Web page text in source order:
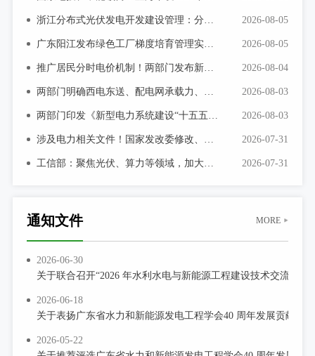
浙江分布式光伏发电开发建设管理：分布式光伏发电可通过微电网、源网荷储一体化、虚拟电厂聚合等参与调度 2026-08-05
广东阳江发布绿色工厂梯度培育管理实施细则 2026-08-05
推广居民分时电价机制！两部门发布新型电力系统建设“十五五”规划！ 2026-08-04
两部门明确西电东送、配电网承载力、省间电力互济能力2030年发展指标 2026-08-03
两部门印发《新型电力系统建设“十五五”规划》 2026-08-03
涉及电力相关文件！国家发改委修改、废止一批规章和行政规范性文件 2026-07-31
工信部：聚焦光伏、算力等领域，加大工业节能监察执法力度！ 2026-07-31
通知文件 MORE
2026-07-29
关于举办2026 年电力行业送配电线路工技能提升培训的通知
2026-06-30
关于联合召开“2026年水电和新能源运行管理及检修技术研讨会”